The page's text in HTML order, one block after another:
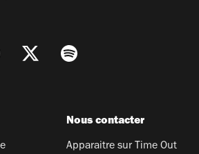
Nous contacter
Apparaitre sur Time Out